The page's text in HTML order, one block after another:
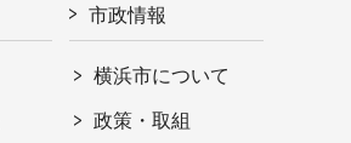
市政情報
横浜市について
政策・取組